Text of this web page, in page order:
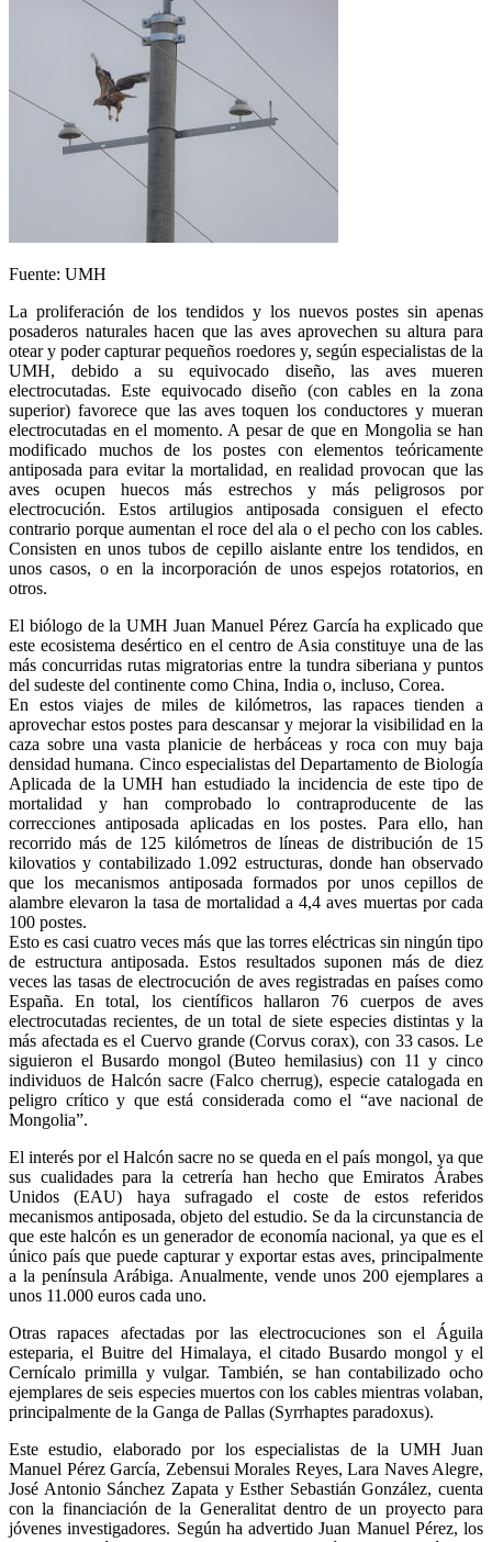
Fuente: UMH
La proliferación de los tendidos y los nuevos postes sin apenas
posaderos naturales hacen que las aves aprovechen su altura para
otear y poder capturar pequeños roedores y, según especialistas de la
UMH, debido a su equivocado diseño, las aves mueren
electrocutadas. Este equivocado diseño (con cables en la zona
superior) favorece que las aves toquen los conductores y mueran
electrocutadas en el momento. A pesar de que en Mongolia se han
modificado muchos de los postes con elementos teóricamente
antiposada para evitar la mortalidad, en realidad provocan que las
aves ocupen huecos más estrechos y más peligrosos por
electrocución. Estos artilugios antiposada consiguen el efecto
contrario porque aumentan el roce del ala o el pecho con los cables.
Consisten en unos tubos de cepillo aislante entre los tendidos, en
unos casos, o en la incorporación de unos espejos rotatorios, en
otros.
El biólogo de la UMH Juan Manuel Pérez García ha explicado que
este ecosistema desértico en el centro de Asia constituye una de las
más concurridas rutas migratorias entre la tundra siberiana y puntos
del sudeste del continente como China, India o, incluso, Corea.
En estos viajes de miles de kilómetros, las rapaces tienden a
aprovechar estos postes para descansar y mejorar la visibilidad en la
caza sobre una vasta planicie de herbáceas y roca con muy baja
densidad humana. Cinco especialistas del Departamento de Biología
Aplicada de la UMH han estudiado la incidencia de este tipo de
mortalidad y han comprobado lo contraproducente de las
correcciones antiposada aplicadas en los postes. Para ello, han
recorrido más de 125 kilómetros de líneas de distribución de 15
kilovatios y contabilizado 1.092 estructuras, donde han observado
que los mecanismos antiposada formados por unos cepillos de
alambre elevaron la tasa de mortalidad a 4,4 aves muertas por cada
100 postes.
Esto es casi cuatro veces más que las torres eléctricas sin ningún tipo
de estructura antiposada. Estos resultados suponen más de diez
veces las tasas de electrocución de aves registradas en países como
España. En total, los científicos hallaron 76 cuerpos de aves
electrocutadas recientes, de un total de siete especies distintas y la
más afectada es el Cuervo grande (Corvus corax), con 33 casos. Le
siguieron el Busardo mongol (Buteo hemilasius) con 11 y cinco
individuos de Halcón sacre (Falco cherrug), especie catalogada en
peligro crítico y que está considerada como el “ave nacional de
Mongolia”.
El interés por el Halcón sacre no se queda en el país mongol, ya que
sus cualidades para la cetrería han hecho que Emiratos Árabes
Unidos (EAU) haya sufragado el coste de estos referidos
mecanismos antiposada, objeto del estudio. Se da la circunstancia de
que este halcón es un generador de economía nacional, ya que es el
único país que puede capturar y exportar estas aves, principalmente
a la península Arábiga. Anualmente, vende unos 200 ejemplares a
unos 11.000 euros cada uno.
Otras rapaces afectadas por las electrocuciones son el Águila
esteparia, el Buitre del Himalaya, el citado Busardo mongol y el
Cernícalo primilla y vulgar. También, se han contabilizado ocho
ejemplares de seis especies muertos con los cables mientras volaban,
principalmente de la Ganga de Pallas (Syrrhaptes paradoxus).
Este estudio, elaborado por los especialistas de la UMH Juan
Manuel Pérez García, Zebensui Morales Reyes, Lara Naves Alegre,
José Antonio Sánchez Zapata y Esther Sebastián González, cuenta
con la financiación de la Generalitat dentro de un proyecto para
jóvenes investigadores. Según ha advertido Juan Manuel Pérez, los